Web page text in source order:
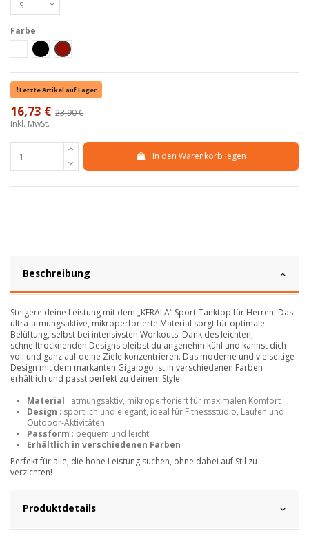
Farbe
Bianco Nero Bordeaux
Letzte Artikel auf Lager
16,73 € 23,90 €
Inkl. MwSt.
In den Warenkorb legen
Beschreibung
Steigere deine Leistung mit dem „KERALA“ Sport-Tanktop für Herren. Das
ultra-atmungsaktive, mikroperforierte Material sorgt für optimale
Belüftung, selbst bei intensivsten Workouts. Dank des leichten,
schnelltrocknenden Designs bleibst du angenehm kühl und kannst dich
voll und ganz auf deine Ziele konzentrieren. Das moderne und vielseitige
Design mit dem markanten Gigalogo ist in verschiedenen Farben
erhältlich und passt perfekt zu deinem Style.
Material : atmungsaktiv, mikroperforiert für maximalen Komfort
Design : sportlich und elegant, ideal für Fitnessstudio, Laufen und
Outdoor-Aktivitäten
Passform : bequem und leicht
Erhältlich in verschiedenen Farben
Perfekt für alle, die hohe Leistung suchen, ohne dabei auf Stil zu
verzichten!
Produktdetails